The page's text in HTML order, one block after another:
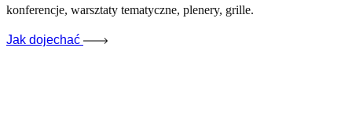
konferencje, warsztaty tematyczne, plenery, grille.
Jak dojechać